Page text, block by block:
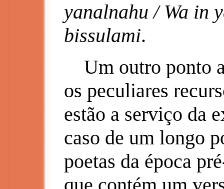
yanalnahu / Wa in
bissulami.
Um outro ponto
os peculiares
estão a serviço da
caso de um longo
poetas da época